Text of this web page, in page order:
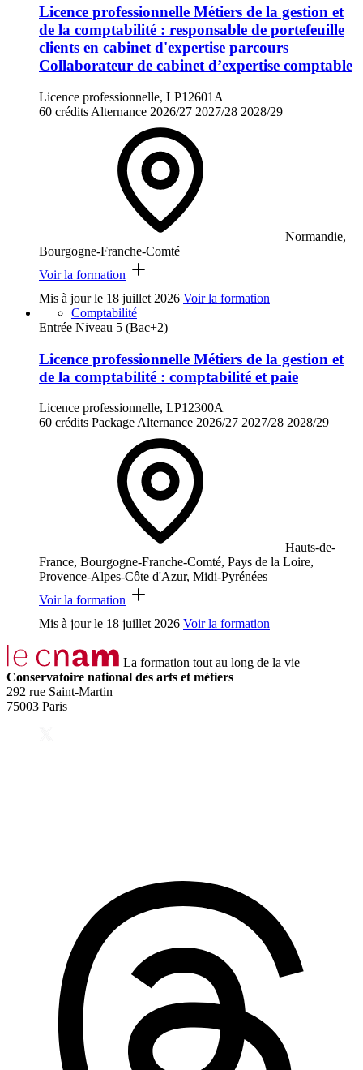
Licence professionnelle Métiers de la gestion et
de la comptabilité : responsable de portefeuille
clients en cabinet d'expertise parcours
Collaborateur de cabinet d’expertise comptable
Licence professionnelle, LP12601A
60 crédits Alternance 2026/27 2027/28 2028/29
Normandie,
Bourgogne-Franche-Comté
Voir la formation
Mis à jour le 18 juillet 2026 Voir la formation
Comptabilité
Entrée Niveau 5 (Bac+2)
Licence professionnelle Métiers de la gestion et
de la comptabilité : comptabilité et paie
Licence professionnelle, LP12300A
60 crédits PackageAlternance 2026/27 2027/28 2028/29
Hauts-de-
France, Bourgogne-Franche-Comté, Pays de la Loire,
Provence-Alpes-Côte d'Azur, Midi-Pyrénées
Voir la formation
Mis à jour le 18 juillet 2026 Voir la formation
La formation tout au long de la vie
Conservatoire national des arts et métiers
292 rue Saint-Martin
75003 Paris